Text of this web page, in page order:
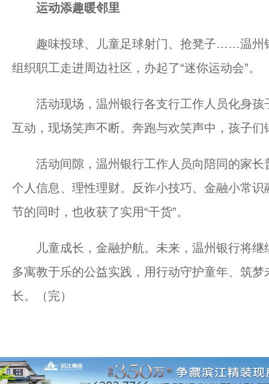
运动添趣暖邻里
趣味投球、儿童足球射门、抢凳子……温州
组织职工走进周边社区，办起了“迷你运动会”。
活动现场，温州银行各支行工作人员化身孩
互动，现场笑声不断。奔跑与欢笑声中，孩子
活动间隙，温州银行工作人员向陪同的家
个人信息、理性理财。反诈小技巧、金融小常
节的同时，也收获了实用“干货”。
儿童成长，金融护航。未来，温州银行将继
多寓教于乐的公益实践，用行动守护童年、筑
长。（完）